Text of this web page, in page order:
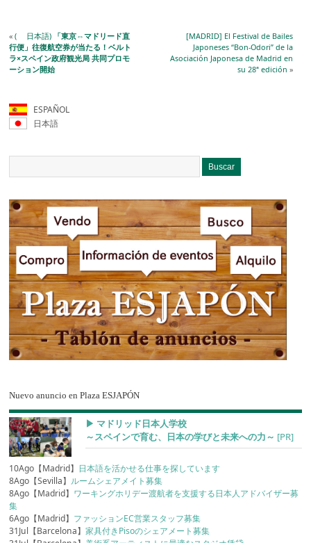
«( 日本語) 「東京⇔マドリード直
行便」往復航空券が当たる！ベルト
ラ×スペイン政府観光局 共同プロモ
ーション開始
[MADRID] El Festival de Bailes
Japoneses “Bon-Odori” de la
Asociación Japonesa de Madrid en
su 28ª edición »
ESPAÑOL
日本語
Nuevo anuncio en Plaza ESJAPÓN
▶︎ マドリッド日本人学校
～スペインで育む、日本の学びと未来への力～ [PR]
10Ago【Madrid】 日本語を活かせる仕事を探しています
8Ago【Sevilla】 ルームシェアメイト募集
8Ago【Madrid】 ワーキングホリデー渡航者を支援する日本人アドバイザー募
集
6Ago【Madrid】 ファッションEC営業スタッフ募集
31Jul【Barcelona】家具付きPisoのシェアメート募集